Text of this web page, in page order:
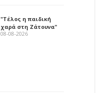
"Τέλος η παιδική
χαρά στη Ζάτουνα"
08-08-2026